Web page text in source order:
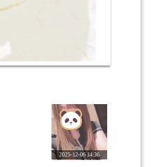
2025-12-06 14:36